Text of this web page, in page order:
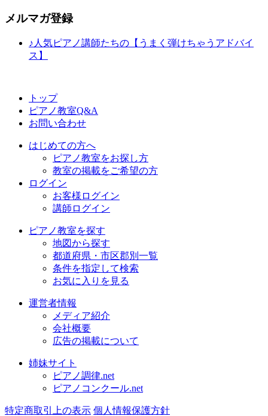
メルマガ登録
♪人気ピアノ講師たちの【うまく弾けちゃうアドバイ
ス】
トップ
ピアノ教室Q&A
お問い合わせ
はじめての方へ
ピアノ教室をお探し方
教室の掲載をご希望の方
ログイン
お客様ログイン
講師ログイン
ピアノ教室を探す
地図から探す
都道府県・市区郡別一覧
条件を指定して検索
お気に入りを見る
運営者情報
メディア紹介
会社概要
広告の掲載について
姉妹サイト
ピアノ調律.net
ピアノコンクール.net
特定商取引上の表示 個人情報保護方針